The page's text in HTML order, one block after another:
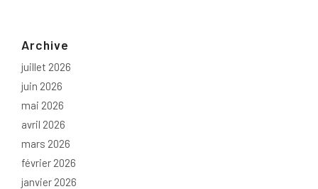
Archive
juillet 2026
juin 2026
mai 2026
avril 2026
mars 2026
février 2026
janvier 2026